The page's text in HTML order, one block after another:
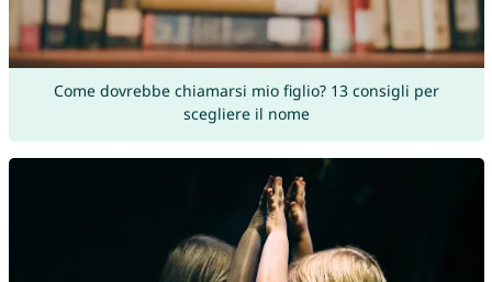
Come dovrebbe chiamarsi mio figlio? 13 consigli per
scegliere il nome